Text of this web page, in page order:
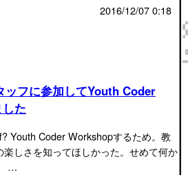
2016/12/07 0:18
ッフに参加してYouth Coder
た
Youth Coder Workshopするため。教
しさを知ってほしかった。せめて何か
…